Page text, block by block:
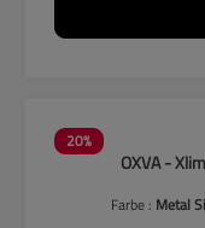
20%
OXVA -
Farbe : Metal